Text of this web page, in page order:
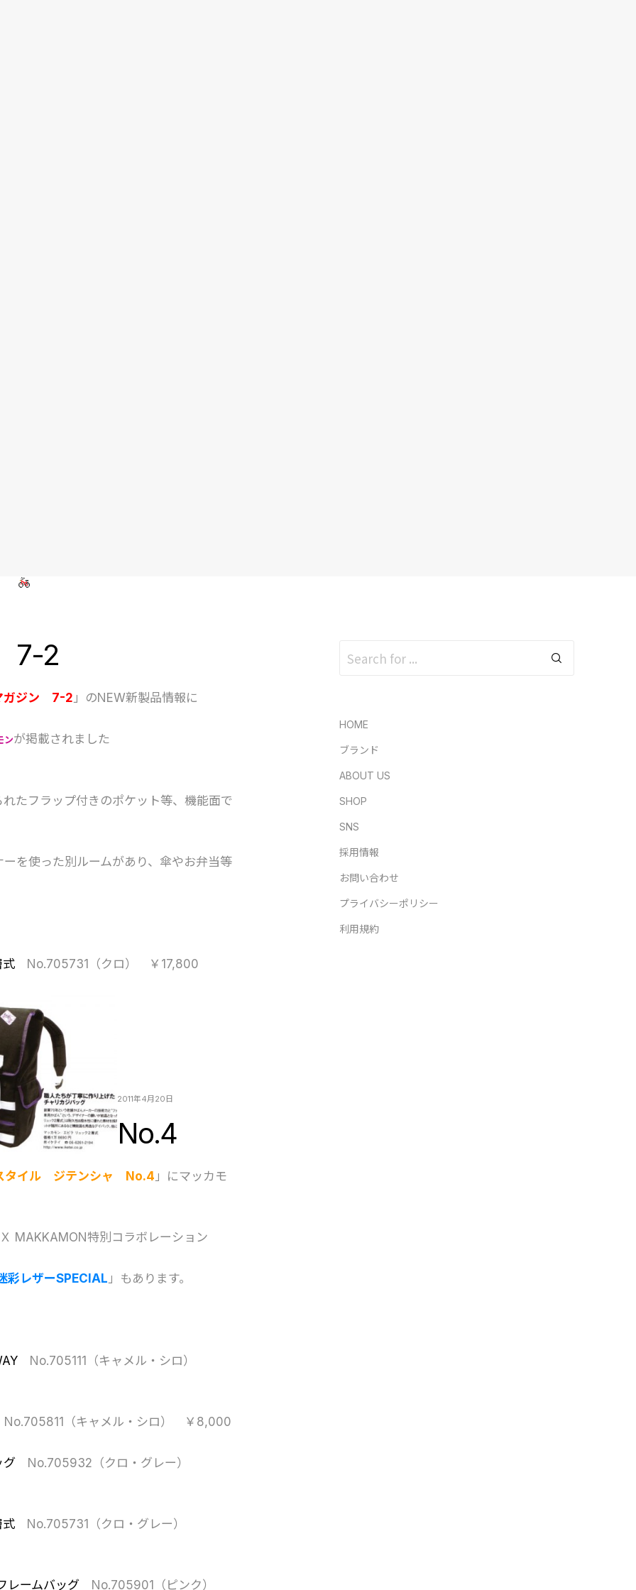
7-2
ガジン 7-2 」のNEW新製品情報に
ンが掲載されました
たフラップ付きのポケット等、機能面で
を使った別ルームがあり、傘やお弁当等
No.705731（クロ） ￥17,800
2011年4月20日
No.4
タイル ジテンシャ No.4 」にマッカモ
MAKKAMON特別コラボレーション
彩レザーSPECIAL 」もあります。
No.705111（キャメル・シロ）
（キャメル・シロ） ￥8,000
グNo.705932（クロ・グレー）
No.705731（クロ・グレー）
レームバッグNo.705901（ピンク）
HOME
ブランド
ABOUT US
SHOP
SNS
採用情報
お問い合わせ
プライバシーポリシー
利用規約